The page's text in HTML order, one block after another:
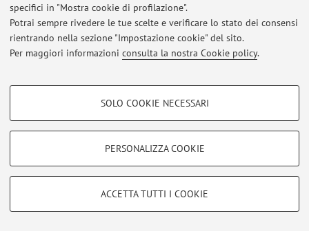
specifici in "Mostra cookie di profilazione".
Potrai sempre rivedere le tue scelte e verificare lo stato dei consensi
rientrando nella sezione "Impostazione cookie" del sito.
Per maggiori informazioni consulta la nostra Cookie policy.
COOKIE DI PROFILAZIONE - FACOLTATIVI
COOKIE TECNICI - NECESSARI
Si tratta di cookie tecnici utilizzati, a titolo esemplificativo, per il corretto
SOLO COOKIE NECESSARI
PERSONALIZZA COOKIE
ACCETTA TUTTI I COOKIE
Al momento non sono presenti avvisi.
Accedi tramiteloginper gestire tutti i contenuti del sito.
© 2026 - ALMA MATER STUDIORUM - Università di Bologna - Via
|Note legali|Impostazioni Cookie